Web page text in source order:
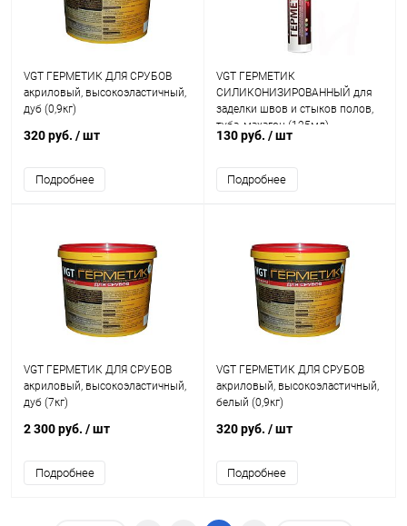
VGT ГЕРМЕТИК ДЛЯ СРУБОВ
акриловый, высокоэластичный,
дуб (0,9кг)
320 руб. / шт
Подробнее
VGT ГЕРМЕТИК
СИЛИКОНИЗИРОВАННЫЙ для
заделки швов и стыков полов,
туба, махагон (125мл)
130 руб. / шт
Подробнее
VGT ГЕРМЕТИК ДЛЯ СРУБОВ
акриловый, высокоэластичный,
дуб (7кг)
2 300 руб. / шт
Подробнее
VGT ГЕРМЕТИК ДЛЯ СРУБОВ
акриловый, высокоэластичный,
белый (0,9кг)
320 руб. / шт
Подробнее